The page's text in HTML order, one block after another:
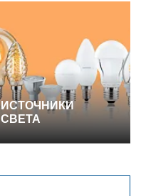
ИСТОЧНИКИ
СВЕТА